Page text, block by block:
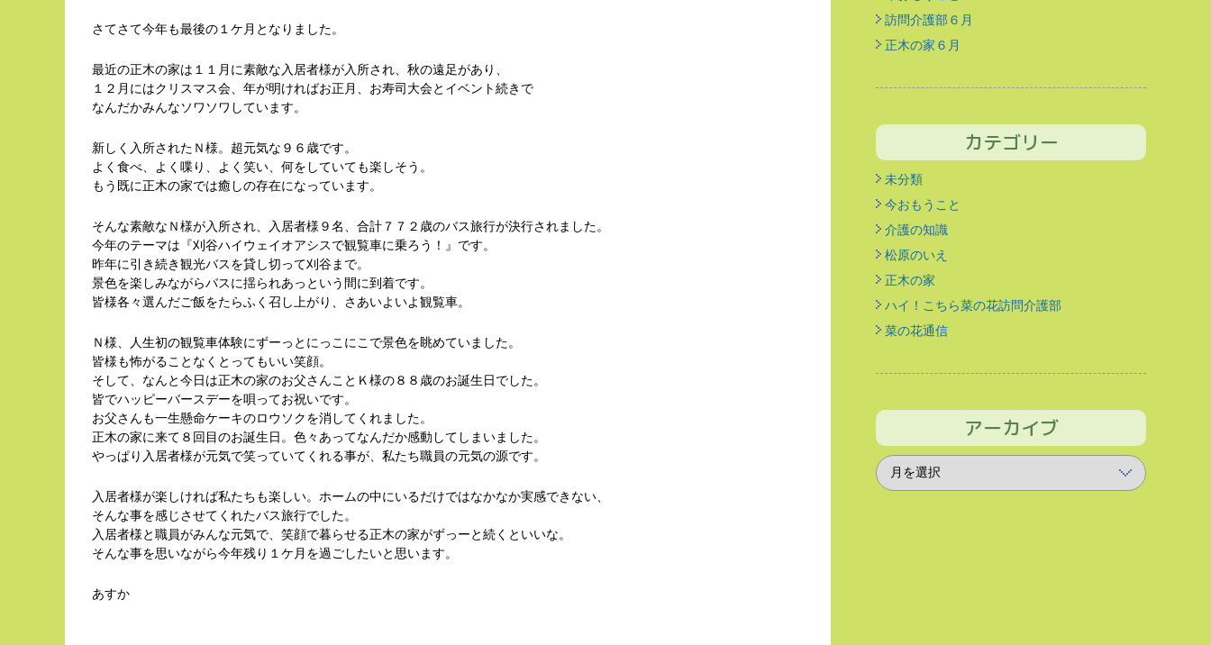
さてさて今年も最後の１ケ月となりました。
最近の正木の家は１１月に素敵な入居者様が入所され、秋の遠足があり、
１２月にはクリスマス会、年が明ければお正月、お寿司大会とイベント続きで
なんだかみんなソワソワしています。
新しく入所されたＮ様。超元気な９６歳です。
よく食べ、よく喋り、よく笑い、何をしていても楽しそう。
もう既に正木の家では癒しの存在になっています。
そんな素敵なＮ様が入所され、入居者様９名、合計７７２歳のバス旅行が決行されました。
今年のテーマは『刈谷ハイウェイオアシスで観覧車に乗ろう！』です。
昨年に引き続き観光バスを貸し切って刈谷まで。
景色を楽しみながらバスに揺られあっという間に到着です。
皆様各々選んだご飯をたらふく召し上がり、さあいよいよ観覧車。
Ｎ様、人生初の観覧車体験にずーっとにっこにこで景色を眺めていました。
皆様も怖がることなくとってもいい笑顔。
そして、なんと今日は正木の家のお父さんことＫ様の８８歳のお誕生日でした。
皆でハッピーバースデーを唄ってお祝いです。
お父さんも一生懸命ケーキのロウソクを消してくれました。
正木の家に来て８回目のお誕生日。色々あってなんだか感動してしまいました。
やっぱり入居者様が元気で笑っていてくれる事が、私たち職員の元気の源です。
入居者様が楽しければ私たちも楽しい。ホームの中にいるだけではなかなか実感できない、
そんな事を感じさせてくれたバス旅行でした。
入居者様と職員がみんな元気で、笑顔で暮らせる正木の家がずっーと続くといいな。
そんな事を思いながら今年残り１ケ月を過ごしたいと思います。
あすか
訪問介護部６月
正木の家６月
カテゴリー
未分類
今おもうこと
介護の知識
松原のいえ
正木の家
ハイ！こちら菜の花訪問介護部
菜の花通信
アーカイブ